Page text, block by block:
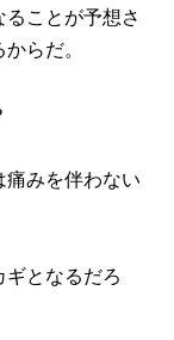
ことが予想さ
らだ。
みを伴わない
ギとなるだろ